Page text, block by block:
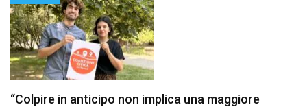
“Colpire in anticipo non implica una maggiore